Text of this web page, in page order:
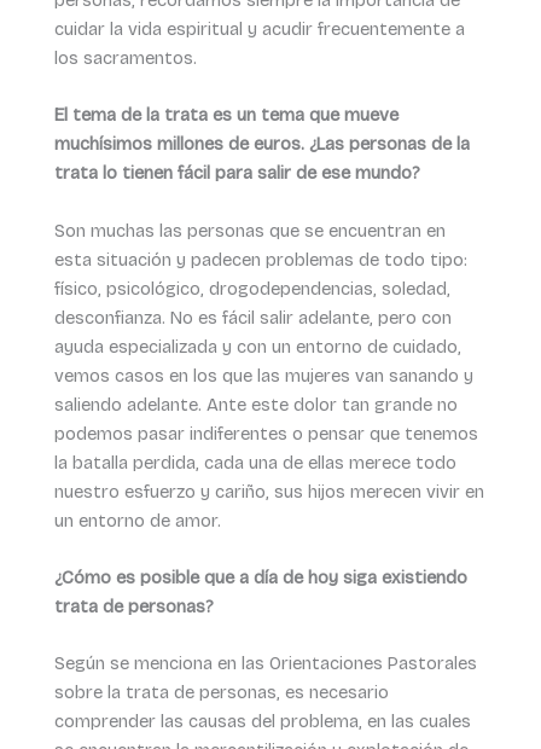
cuidar la vida espiritual y acudir frecuentemente a
los sacramentos.
El tema de la trata es un tema que mueve
muchísimos millones de euros. ¿Las personas de la
trata lo tienen fácil para salir de ese mundo?
Son muchas las personas que se encuentran en
esta situación y padecen problemas de todo tipo:
físico, psicológico, drogodependencias, soledad,
desconfianza. No es fácil salir adelante, pero con
ayuda especializada y con un entorno de cuidado,
vemos casos en los que las mujeres van sanando y
saliendo adelante. Ante este dolor tan grande no
podemos pasar indiferentes o pensar que tenemos
la batalla perdida, cada una de ellas merece todo
nuestro esfuerzo y cariño, sus hijos merecen vivir en
un entorno de amor.
¿Cómo es posible que a día de hoy siga existiendo
trata de personas?
Según se menciona en las Orientaciones Pastorales
sobre la trata de personas, es necesario
comprender las causas del problema, en las cuales